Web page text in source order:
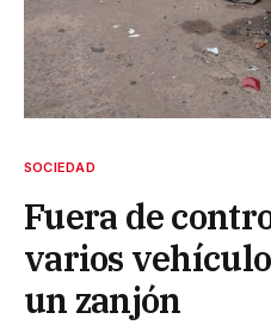
SOCIEDAD
Fuera de
varios
un zanjón